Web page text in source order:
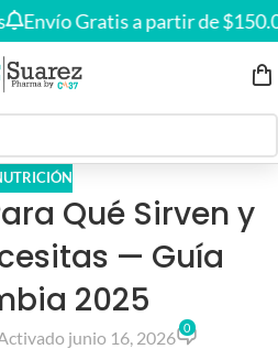
Envío Gratis a partir de
Qué Sirven y
— Guía
2025
junio 16, 2026 0
desde$150.000🚚